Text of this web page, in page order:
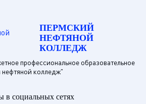
ПЕРМСКИЙ
НЕФТЯНОЙ
КОЛЛЕДЖ
профессиональное образовательное
колледж"
в социальных сетях